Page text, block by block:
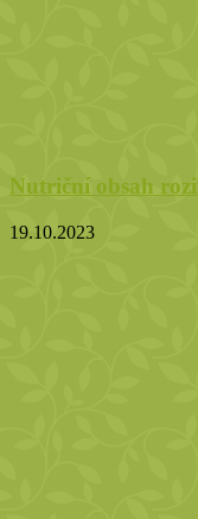
Nutriční obsah
19.10.2023